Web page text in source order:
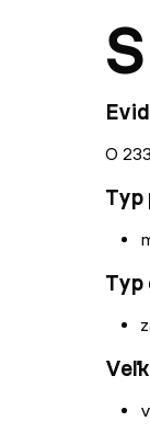
O 233
Typ
Typ